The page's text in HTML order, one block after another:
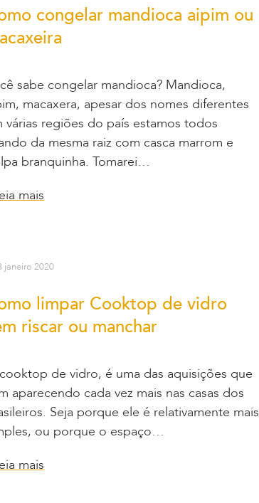
congelar mandioca aipim ou
sabe congelar mandioca? Mandioca,
macaxera, apesar dos nomes diferentes
várias regiões do país estamos todos
da mesma raiz com casca marrom e
branquinha. Tomarei…
mais
janeiro 2020
limpar Cooktop de vidro
riscar ou manchar
de vidro, é uma das aquisições que
aparecendo cada vez mais nas casas dos
Seja porque ele é relativamente mais
ou porque o espaço…
mais